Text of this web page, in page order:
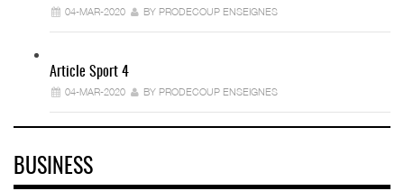
04-MAR-2020 BY PRODECOUP ENSEIGNES
Article Sport 4
04-MAR-2020 BY PRODECOUP ENSEIGNES
BUSINESS